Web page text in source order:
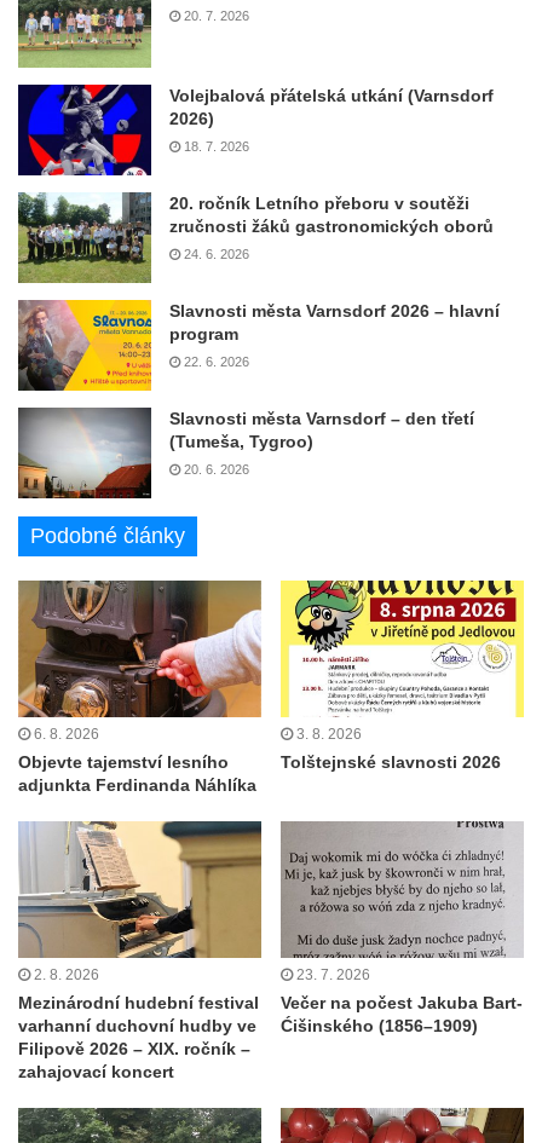
20. 7. 2026
Volejbalová přátelská utkání (Varnsdorf
2026)
18. 7. 2026
20. ročník Letního přeboru v soutěži
zručnosti žáků gastronomických oborů
24. 6. 2026
Slavnosti města Varnsdorf 2026 – hlavní
program
22. 6. 2026
Slavnosti města Varnsdorf – den třetí
(Tumeša, Tygroo)
20. 6. 2026
Podobné články
6. 8. 2026
Objevte tajemství lesního
adjunkta Ferdinanda Náhlíka
3. 8. 2026
Tolštejnské slavnosti 2026
2. 8. 2026
Mezinárodní hudební festival
varhanní duchovní hudby ve
Filipově 2026 – XIX. ročník –
zahajovací koncert
23. 7. 2026
Večer na počest Jakuba Bart-
Ćišinského (1856–1909)